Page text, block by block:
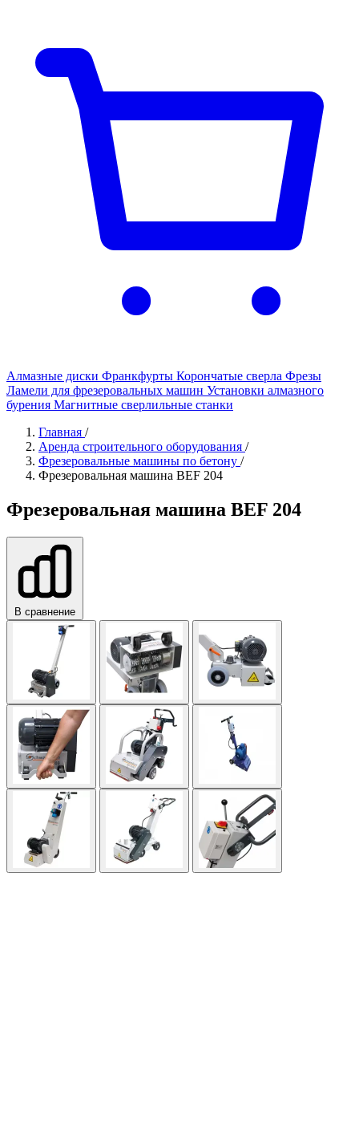
Алмазные диски Франкфурты Корончатые сверла Фрезы
Ламели для фрезеровальных машин Установки алмазного
бурения Магнитные сверлильные станки
Главная /
Аренда строительного оборудования /
Фрезеровальные машины по бетону /
Фрезеровальная машина BEF 204
Фрезеровальная машина BEF 204
В сравнение